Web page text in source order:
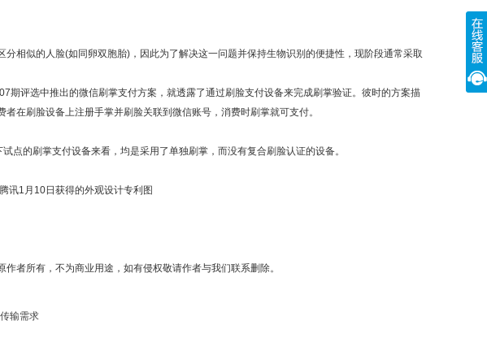
相似的人脸(如同卵双胞胎)，因此为了解决这一问题并保持生物识别的便捷性，现阶段通常采取
期评选中推出的微信刷掌支付方案，就透露了通过刷脸支付设备来完成刷掌验证。彼时的方案描
在刷脸设备上注册手掌并刷脸关联到微信账号，消费时刷掌就可支付。
点的刷掌支付设备来看，均是采用了单独刷掌，而没有复合刷脸认证的设备。
腾讯1月10日获得的外观设计专利图
者所有，不为商业用途，如有侵权敬请作者与我们联系删除。
输需求